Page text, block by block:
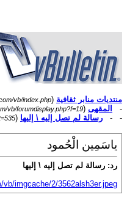
منتديات منابر ثقافية (
vb/index.php
-
المقهى (
vb/forumdisplay.php?f=19
- - رسالة لم تصل إليه \ إليها (
ياسَمِين الْحُمود
رد: رسالة لم تصل إليه \ إليها
vb/imgcache/2/3562alsh3er.jpeg